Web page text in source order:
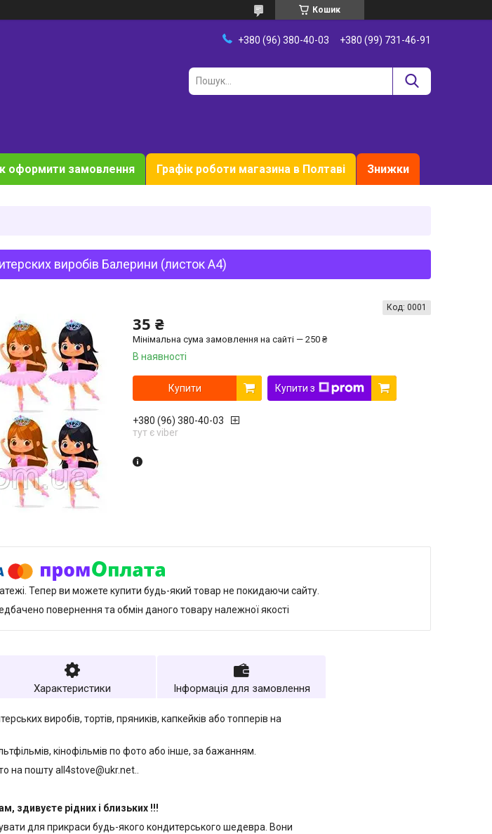
Кошик
+380 (96) 380-40-03 +380 (99) 731-46-91
оформити замовлення Графік роботи магазина в Полтаві Знижки
виробів Балерини (листок А4)
35 ₴
Мінімальна сума замовлення на сайті — 250 ₴
В наявності
Код: 0001
Купити Купити з
+380 (96) 380-40-03
тут є viber
Тепер ви можете купити будь-який товар не покидаючи сайту.
повернення та обмін даного товару належної якості
Характеристики Інформація для замовлення
виробів, тортів, пряників, капкейків або топперів на
кінофільмів по фото або інше, за бажанням.
на пошту all4stove@ukr.net..
здивуєте рідних і близьких !!!
для прикраси будь-якого кондитерського шедевра. Вони